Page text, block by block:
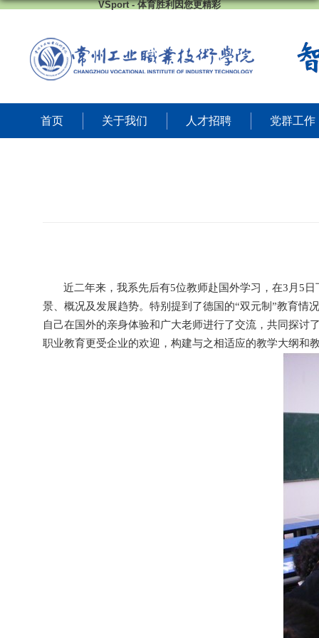
VSport - 体育胜利因您更精彩
首页 关于我们 人才招聘 党群工作
近二年来，我系先后有5位教师赴国外学习，在3 月 5 日
景、概况及发展趋势。特别提到了德国的“双元制 ”教育情
自己在国外的亲身体验和广大老师进行了交流，共同探讨
职业教育更受企业的欢迎，构建与之相适应的教学大纲和